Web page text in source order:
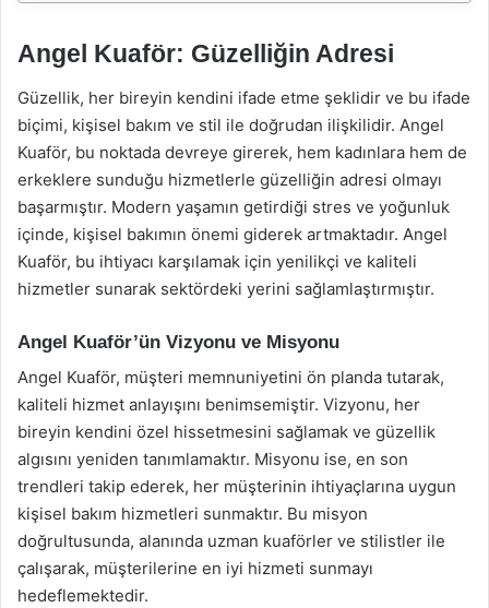
Angel Kuaför: Güzelliğin Adresi
Güzellik, her bireyin kendini ifade etme şeklidir ve bu ifade
biçimi, kişisel bakım ve stil ile doğrudan ilişkilidir. Angel
Kuaför, bu noktada devreye girerek, hem kadınlara hem de
erkeklere sunduğu hizmetlerle güzelliğin adresi olmayı
başarmıştır. Modern yaşamın getirdiği stres ve yoğunluk
içinde, kişisel bakımın önemi giderek artmaktadır. Angel
Kuaför, bu ihtiyacı karşılamak için yenilikçi ve kaliteli
hizmetler sunarak sektördeki yerini sağlamlaştırmıştır.
Angel Kuaför’ün Vizyonu ve Misyonu
Angel Kuaför, müşteri memnuniyetini ön planda tutarak,
kaliteli hizmet anlayışını benimsemiştir. Vizyonu, her
bireyin kendini özel hissetmesini sağlamak ve güzellik
algısını yeniden tanımlamaktır. Misyonu ise, en son
trendleri takip ederek, her müşterinin ihtiyaçlarına uygun
kişisel bakım hizmetleri sunmaktır. Bu misyon
doğrultusunda, alanında uzman kuaförler ve stilistler ile
çalışarak, müşterilerine en iyi hizmeti sunmayı
hedeflemektedir.